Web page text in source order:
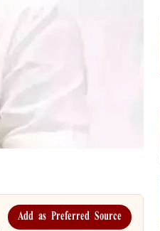
Add as Preferred Source